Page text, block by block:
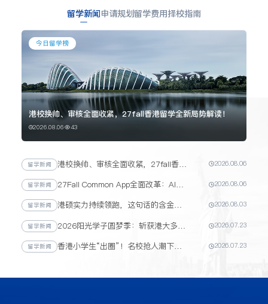
留学新闻申请规划留学费用择校指南
今日留学榜
港校换帅、审核全面收紧，27fall香港留学全新局势解读！
2026.08.06 43
留学新闻 港校换帅、审核全面收紧，27fall香港留学全新局势解读！ 2026.08.06
留学新闻 27Fall Common App全面改革：AI严审、乔治城入驻、文书规则重塑！ 2026.08.06
留学新闻 港硕实力持续领跑，这句话的含金量还在上升！ 2026.08.03
留学新闻 2026阳光学子圆梦季：斩获港大多元卓越计划加分，圆梦港校再添新绩！ 2026.07.23
留学新闻 香港小学生“出圈”！名校抢人潮下，内地家庭的升学新机遇来了 2026.07.23